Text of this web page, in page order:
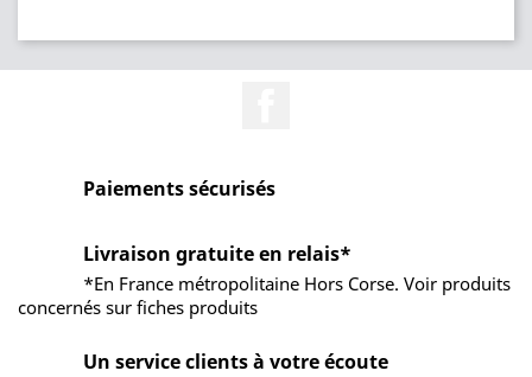
Paiements sécurisés
Livraison gratuite en relais*
*En France métropolitaine Hors Corse. Voir produits
concernés sur fiches produits
Un service clients à votre écoute